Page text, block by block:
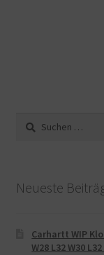
Suche
nach:
Neueste
Carhartt WIP
W28 L32 W30